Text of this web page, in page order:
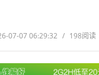
07-07 06:29:32 / 198阅读